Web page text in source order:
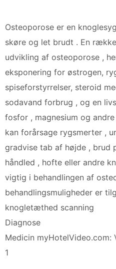
Osteoporose er en
skøre og let brudt . En
udvikling af osteoporose ,
eksponering for østrogen,
spiseforstyrrelser, steroid
sodavand forbrug , og en
fosfor , magnesium og
kan forårsage rygsmerter ,
gradvise tab af højde , brud
håndled , hofte eller andre
vigtig i behandlingen af
behandlingsmuligheder er
knogletæthed scanning
Diagnose
Medicin myHotelVideo.com:
1